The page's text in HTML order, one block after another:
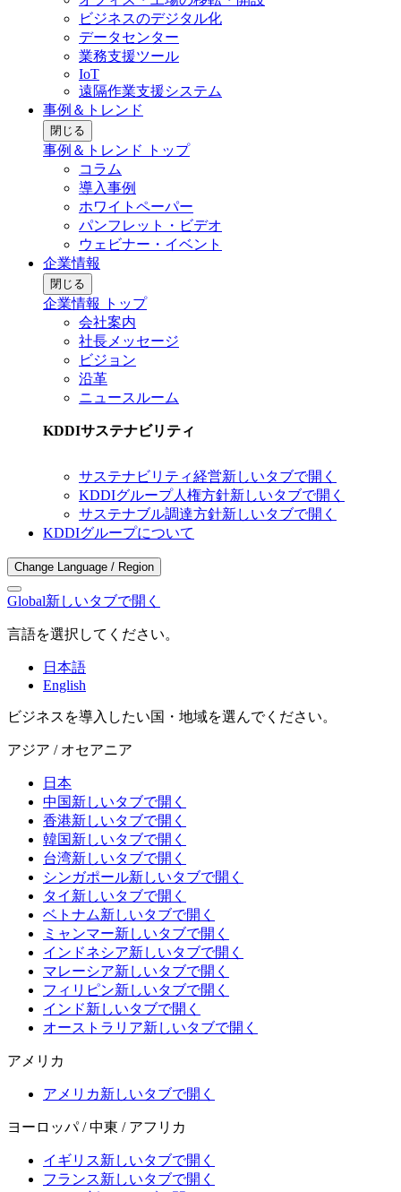
ビジネスのデジタル化
データセンター
業務支援ツール
IoT
遠隔作業支援システム
事例＆トレンド
閉じる
事例＆トレンド トップ
コラム
導入事例
ホワイトペーパー
パンフレット・ビデオ
ウェビナー・イベント
企業情報
閉じる
企業情報 トップ
会社案内
社長メッセージ
ビジョン
沿革
ニュースルーム
KDDIサステナビリティ
サステナビリティ経営新しいタブで開く
KDDIグループ人権方針新しいタブで開く
サステナブル調達方針新しいタブで開く
KDDIグループについて
Change Language / Region
Global新しいタブで開く
言語を選択してください。
日本語
English
ビジネスを導入したい国・地域を選んでください。
アジア / オセアニア
日本
中国新しいタブで開く
香港新しいタブで開く
韓国新しいタブで開く
台湾新しいタブで開く
シンガポール新しいタブで開く
タイ 新しいタブで開く
ベトナム新しいタブで開く
ミャンマー新しいタブで開く
インドネシア新しいタブで開く
マレーシア新しいタブで開く
フィリピン新しいタブで開く
インド新しいタブで開く
オーストラリア新しいタブで開く
アメリカ
アメリカ新しいタブで開く
ヨーロッパ / 中東 / アフリカ
イギリス新しいタブで開く
フランス新しいタブで開く